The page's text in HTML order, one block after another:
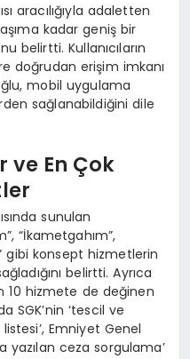
aracılığıyla adaletten
kadar geniş bir
belirtti. Kullanıcıların
doğrudan erişim imkanı
mobil uygulama
sağlanabildiğini dile
ve En Çok
sunulan
“İkametgahım”,
gibi konsept hizmetlerin
belirtti. Ayrıca
10 hizmete de değinen
SGK’nin ‘tescil ve
Emniyet Genel
yazılan ceza sorgulama’